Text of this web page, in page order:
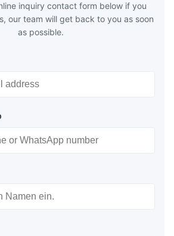
inquiry contact form below if you
our team will get back to you as soon
as possible.